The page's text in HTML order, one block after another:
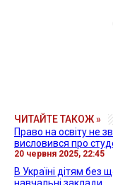
ЧИТАЙТЕ ТАКОЖ »
Право на освіту не
висловився про
20 червня 2025, 22:45
В Україні дітям без
навчальні заклади